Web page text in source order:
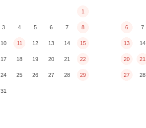
1
3 4 5 6 7 8
10 11 12 13 14 15
17 18 19 20 21 22
24 25 26 27 28 29
31
6 7
13 14
20 21
27 28